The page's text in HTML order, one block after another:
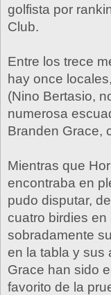
golfista por
Club.
Entre los trece
hay once
(Nino Bertasio,
numerosa
Branden Grace,
Mientras que
encontraba en
pudo disputar,
cuatro birdies
sobradamente
en la tabla y sus
Grace han sido
favorito de la